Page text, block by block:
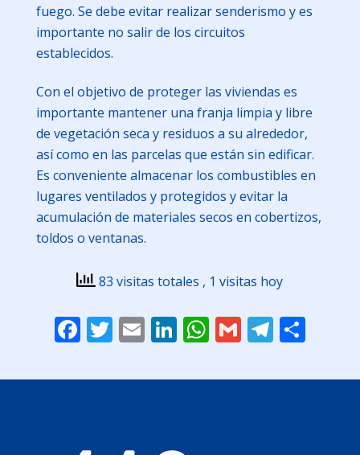
fuego. Se debe evitar realizar senderismo y es
importante no salir de los circuitos
establecidos.
Con el objetivo de proteger las viviendas es
importante mantener una franja limpia y libre
de vegetación seca y residuos a su alrededor,
así como en las parcelas que están sin edificar.
Es conveniente almacenar los combustibles en
lugares ventilados y protegidos y evitar la
acumulación de materiales secos en cobertizos,
toldos o ventanas.
83 visitas totales , 1 visitas hoy
Facebook
Twitter
EmailLinkedIn
WhatsApp
Gmail